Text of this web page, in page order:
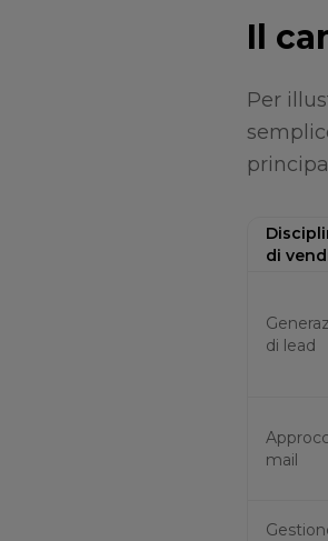
Il
Per
di
di lead
mail